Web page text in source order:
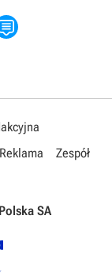
Reklama
Zespół
SA